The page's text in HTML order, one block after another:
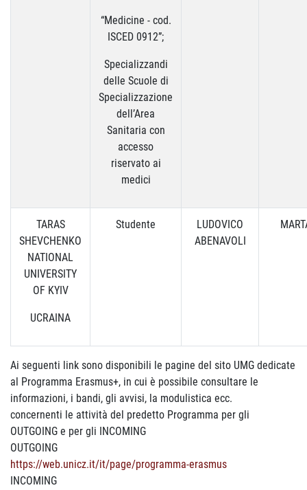
“Medicine - cod.
ISCED 0912”;
Specializzandi
delle Scuole di
Specializzazione
dell’Area
Sanitaria con
accesso
riservato ai
medici
TARAS
SHEVCHENKO
NATIONAL
UNIVERSITY
OF KYIV
UCRAINA
Studente
LUDOVICO
ABENAVOLI
Ai seguenti link sono disponibili le pagine del sito UMG dedicate
al Programma Erasmus+, in cui è possibile consultare le
informazioni, i bandi, gli avvisi, la modulistica ecc.
concernenti le attività del predetto Programma per gli
OUTGOING e per gli INCOMING
OUTGOING
https://web.unicz.it/it/page/programma-erasmus
INCOMING